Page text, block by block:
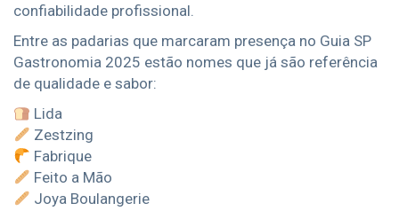
confiabilidade profissional.
Entre as padarias que marcaram presença no Guia SP
Gastronomia 2025 estão nomes que já são referência
de qualidade e sabor:
Lida
Zestzing
Fabrique
Feito a Mão
Joya Boulangerie